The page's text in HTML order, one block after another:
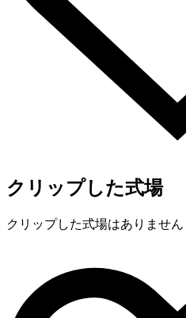
クリップした式場
クリップした式場はありません